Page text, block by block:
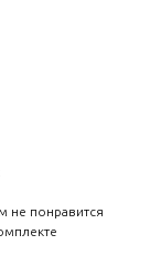
не понравится